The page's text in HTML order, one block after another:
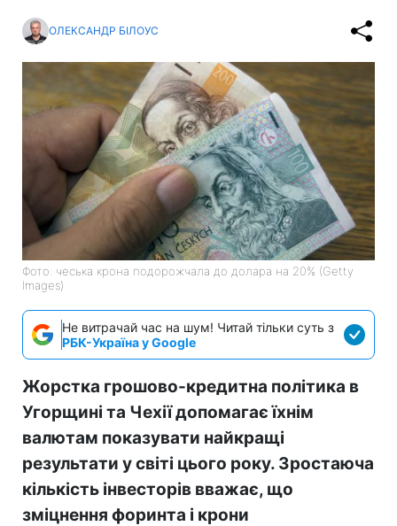
ОЛЕКСАНДР БІЛОУС
Фото: чеська крона подорожчала до долара на 20% (Getty
Images)
Не витрачай час на шум! Читай тільки суть з
РБК-Україна у Google
Жорстка грошово-кредитна політика в
Угорщині та Чехії допомагає їхнім
валютам показувати найкращі
результати у світі цього року. Зростаюча
кількість інвесторів вважає, що
зміцнення форинта і крони